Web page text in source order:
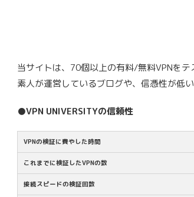
当サイトは、70個以上の有料/無料VPNを
素人が運営しているブログや、信憑性が低
●VPN UNIVERSITYの信頼性
VPNの検証に費やした時間
これまでに検証したVPNの数
接続スピードの検証回数